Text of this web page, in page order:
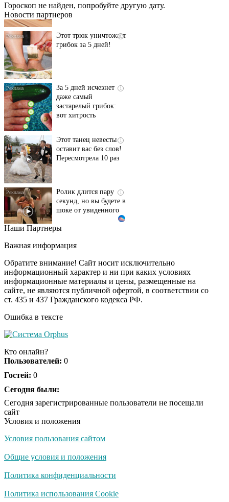
Гороскоп не найден, попробуйте другую дату.
Новости партнеров
грибок за 5 дней!
даже самый
застарелый грибок:
вот хитрость
оставит вас без слов!
Пересмотрела 10 раз
секунд, но вы будете в
шоке от увиденного
Ролик из Омска: вы
i
Ржу не переставая, это
видео пересмотришь
не раз
Скрытая камера на
их не видят...
Ролик длится
смеяться вы будете
Королева вагона
оставит равнодушным
Наши Партнеры
Важная информация
Обратите внимание! Сайт носит исключительно
информационный характер и ни при каких условиях
информационные материалы и цены, размещенные на
сайте, не являются публичной офертой, в соответствии со
ст. 435 и 437 Гражданского кодекса РФ.
Ошибка в тексте
Кто онлайн?
Пользователей: 0
Гостей: 0
Сегодня были:
Сегодня зарегистрированные пользователи не посещали
сайт
Условия и положения
Условия пользования сайтом
Общие условия и положения
Политика конфиденциальности
Политика использования Cookie